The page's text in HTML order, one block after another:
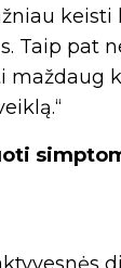
Taip pat
maždaug